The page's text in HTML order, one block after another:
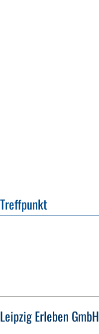
Leipzig Erleben GmbH